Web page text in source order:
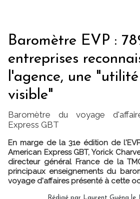
Baromètre EVP :
entreprises
l'agence, une
visible"
Baromètre du voyage
Express GBT
En marge de la 31e édition de
American Express GBT, Yorick
directeur général France de la
principaux enseignements du
voyage d'affaires présenté à cette
Rédigé par Laurent Guéna le